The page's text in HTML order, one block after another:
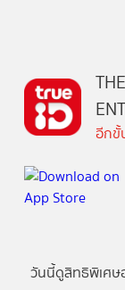
อีกขั้
วันนี้ดูสิทธิพิเศษ